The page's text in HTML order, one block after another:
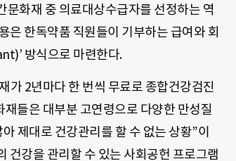
화재 중 의료대상수급자를 선정하는 역
은 한독약품 직원들이 기부하는 급여와 회
방식으로 마련한다.
가 2년마다 한 번씩 무료로 종합건강검진
들은 대부분 고연령으로 다양한 만성질
제대로 건강관리를 할 수 없는 상황”이
건강을 관리할 수 있는 사회공헌 프로그램